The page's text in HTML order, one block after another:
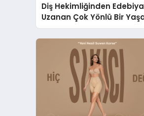
Diş Hekimliğinden
Uzanan Çok Yönlü Bir
Yeşim Şahin Yaman